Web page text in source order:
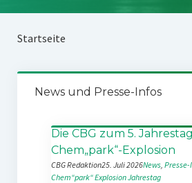
Startseite
News und Presse-Infos
Die CBG zum 5.
Chem„park“-Explosion
CBG Redaktion25. Juli 2026News, Presse-
Chem“park“ExplosionJahrestag